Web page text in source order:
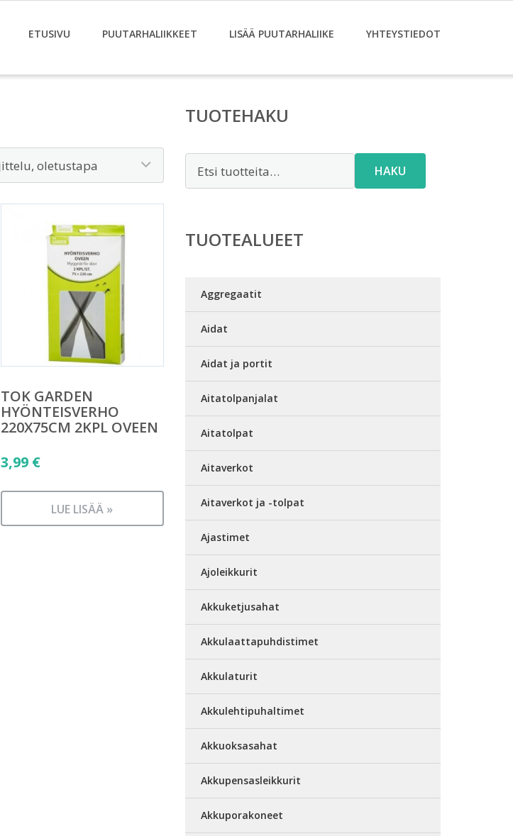
ETUSIVU PUUTARHALIIKKEET LISÄÄ PUUTARHALIIKE YHTEYSTIEDOT
TOK GARDEN
HYÖNTEISVERHO
220X75CM 2KPL OVEEN
3,99 €
LUE LISÄÄ »
TUOTEHAKU
HAKU
TUOTEALUEET
Aggregaatit
Aidat
Aidat ja portit
Aitatolpanjalat
Aitatolpat
Aitaverkot
Aitaverkot ja -tolpat
Ajastimet
Ajoleikkurit
Akkuketjusahat
Akkulaattapuhdistimet
Akkulaturit
Akkulehtipuhaltimet
Akkuoksasahat
Akkupensasleikkurit
Akkuporakoneet